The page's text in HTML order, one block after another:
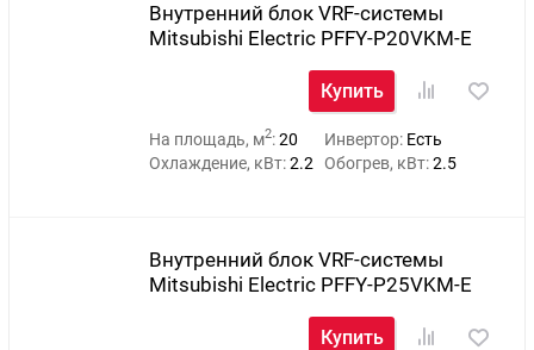
Внутренний блок VRF-системы
Mitsubishi Electric PFFY-P20VKM-E
Купить
На площадь, м2:20 Инвертор: Есть
Охлаждение, кВт:2.2 Обогрев, кВт:2.5
Внутренний блок VRF-системы
Mitsubishi Electric PFFY-P25VKM-E
Купить